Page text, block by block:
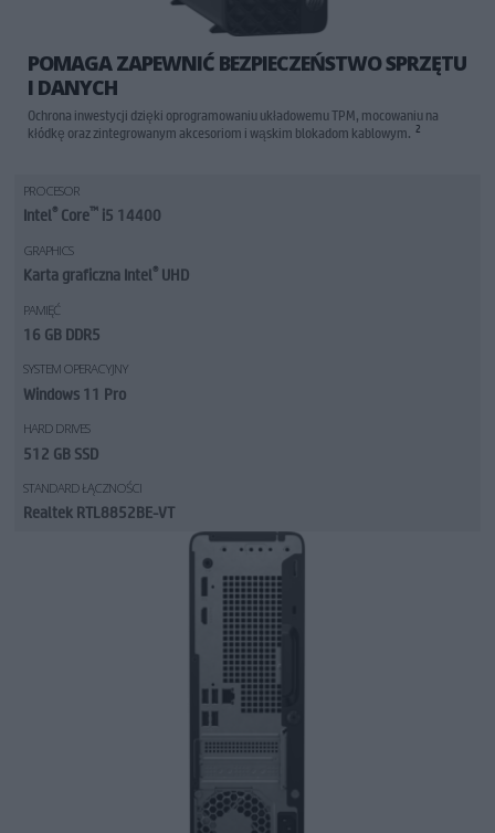
POMAGA ZAPEWNIĆ BEZPIECZEŃSTWO SPRZĘTU
I DANYCH
Ochrona inwestycji dzięki oprogramowaniu układowemu TPM, mocowaniu na
kłódkę oraz zintegrowanym akcesoriom i wąskim blokadom kablowym. 2
PROCESOR
Intel®Core™i5 14400
GRAPHICS
Karta graficzna Intel®UHD
PAMIĘĆ
16 GB DDR5
SYSTEM OPERACYJNY
Windows 11 Pro
HARD DRIVES
512 GB SSD
STANDARD ŁĄCZNOŚCI
Realtek RTL8852BE-VT